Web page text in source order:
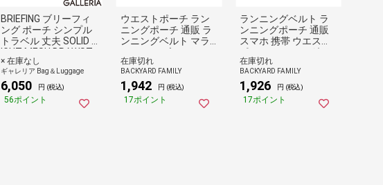
BRIEFING ブリーフィ
ング ポーチ シンプル
トラベル 丈夫 SOLID L
IGHT MESH DRAWST
RING POUCH S BRA26
1G19 ソリッドライト
× 在庫なし
ギャレリア Bag＆Luggage
6,050 円 (税込)
56ポイント
ウエストポーチ ラン
ニングポーチ 通販 ラ
ンニングベルト マラ
ソン メンズ レディー
ス ランニング ボディ
バッグ ジョギング ポ
ーチ 大容量 ランニン
グバッグ コンパクト
ウォーキング ジム ス
在庫切れ
BACKYARD FAMILY
1,942 円 (税込)
17ポイント
ランニングベルト ラ
ンニングポーチ 通販
スマホ 携帯 ウエスト
ポーチ ランニングバ
ッグ マラソン ランニ
ング メンズ レディー
ス ジョギングポーチ
ベルト ウエスト 軽い
揺れない スポーツ フ
在庫切れ
BACKYARD FAMILY
1,926 円 (税込)
17ポイント